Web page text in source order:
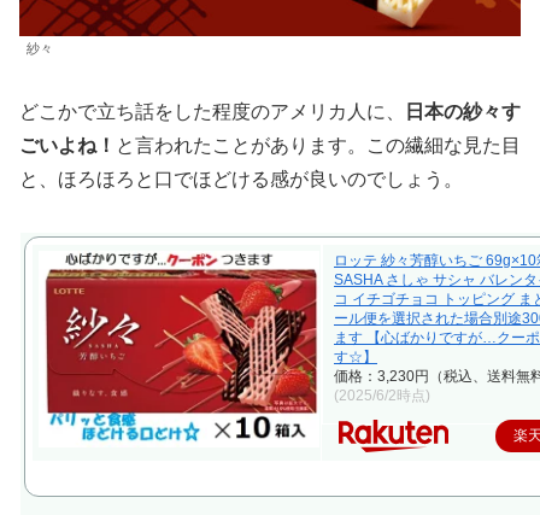
紗々
どこかで立ち話をした程度のアメリカ人に、
日本の紗々す
ごいよね！ と言われたことがあります。この繊細な見た目
と、ほろほろと口でほどける感が良いのでしょう。
ロッテ 紗々芳醇いちご 69g×10
SASHA さしゃ サシャ バレン
コ イチゴチョコ トッピング ま
ール便を選択された場合別途
ます 【心ばかりですが…クー
す☆】
価格：3,230円（税込、送料無
(2025/6/2時点)
楽